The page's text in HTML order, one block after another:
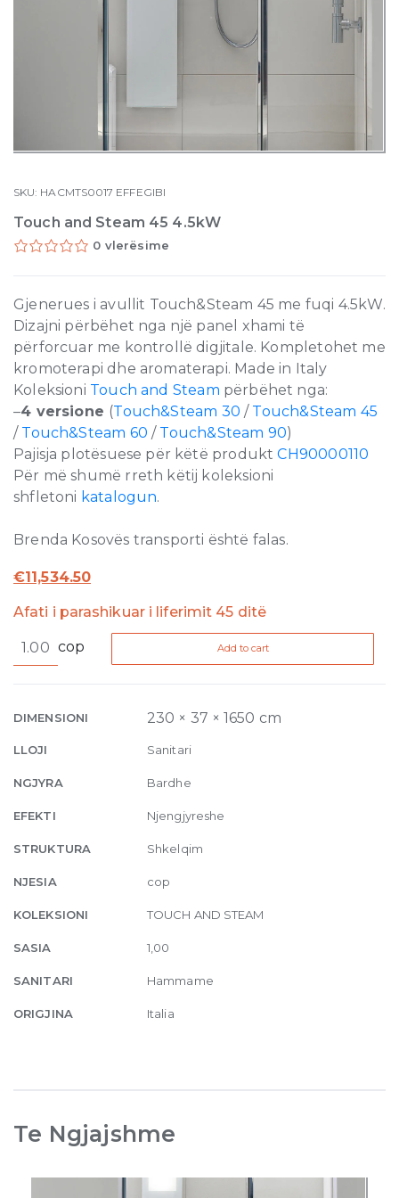
SKU: HACMTS0017 EFFEGIBI
Touch and Steam 45 4.5kW
0 vlerësime
Gjenerues i avullit Touch&Steam 45 me fuqi 4.5kW.
Dizajni përbëhet nga një panel xhami të
përforcuar me kontrollë digjitale. Kompletohet me
kromoterapi dhe aromaterapi. Made in Italy
Koleksioni Touch and Steam përbëhet nga:
–4 versione (Touch&Steam 30 / Touch&Steam 45
/ Touch&Steam 60 / Touch&Steam 90)
Pajisja plotësuese për këtë produktCH90000110
Për më shumë rreth këtij koleksioni
shfletoni katalogun.
Brenda Kosovës transporti është falas.
€11,534.50
Afati i parashikuar i liferimit 45 ditë
and
4.5kW
cop Add to cart
DIMENSIONI 230 × 37 × 1650 cm
LLOJI Sanitari
NGJYRA Bardhe
EFEKTI Njengjyreshe
STRUKTURA Shkelqim
NJESIA cop
KOLEKSIONI TOUCH AND STEAM
SASIA 1,00
SANITARI Hammame
ORIGJINA Italia
Te Ngjajshme